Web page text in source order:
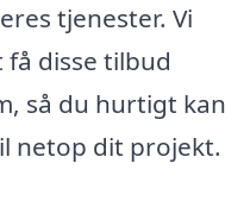
tjenester. Vi
disse tilbud
så du hurtigt kan
netop dit projekt.